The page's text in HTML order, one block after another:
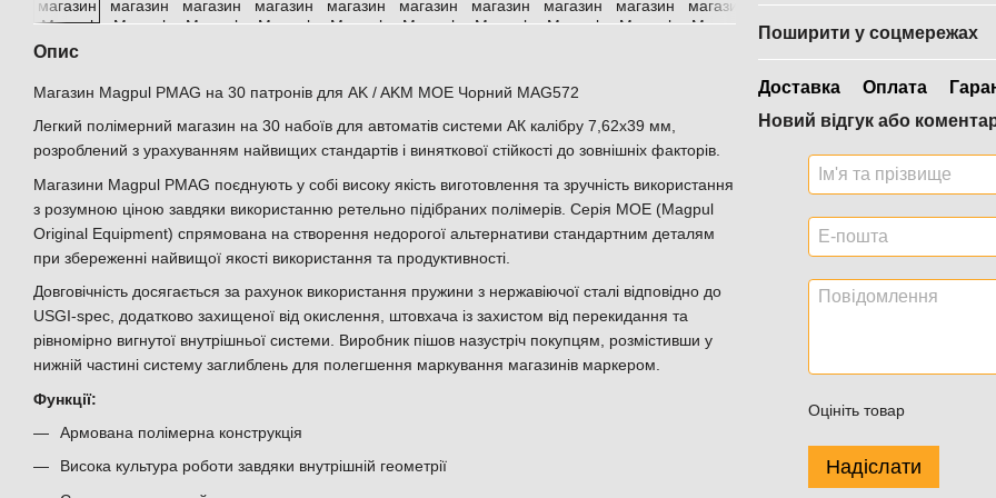
Опис
Магазин Magpul PMAG на 30 патронів для AK / AKM MOE Чорний MAG572
Легкий полімерний магазин на 30 набоїв для автоматів системи АК калібру 7,62x39 мм,
розроблений з урахуванням найвищих стандартів і виняткової стійкості до зовнішніх факторів.
Магазини Magpul PMAG поєднують у собі високу якість виготовлення та зручність використання
з розумною ціною завдяки використанню ретельно підібраних полімерів. Серія MOE (Magpul
Original Equipment) спрямована на створення недорогої альтернативи стандартним деталям
при збереженні найвищої якості використання та продуктивності.
Довговічність досягається за рахунок використання пружини з нержавіючої сталі відповідно до
USGI-spec, додатково захищеної від окислення, штовхача із захистом від перекидання та
рівномірно вигнутої внутрішньої системи. Виробник пішов назустріч покупцям, розмістивши у
нижній частині систему заглиблень для полегшення маркування магазинів маркером.
Функції:
Армована полімерна конструкція
Висока культура роботи завдяки внутрішній геометрії
Поширити у соцмережах
Доставка Оплата
Новий відгук або
Оцініть товар
Надіслати